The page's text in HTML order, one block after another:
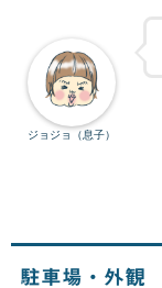
ジョジョ（息子）
駐車場・外観